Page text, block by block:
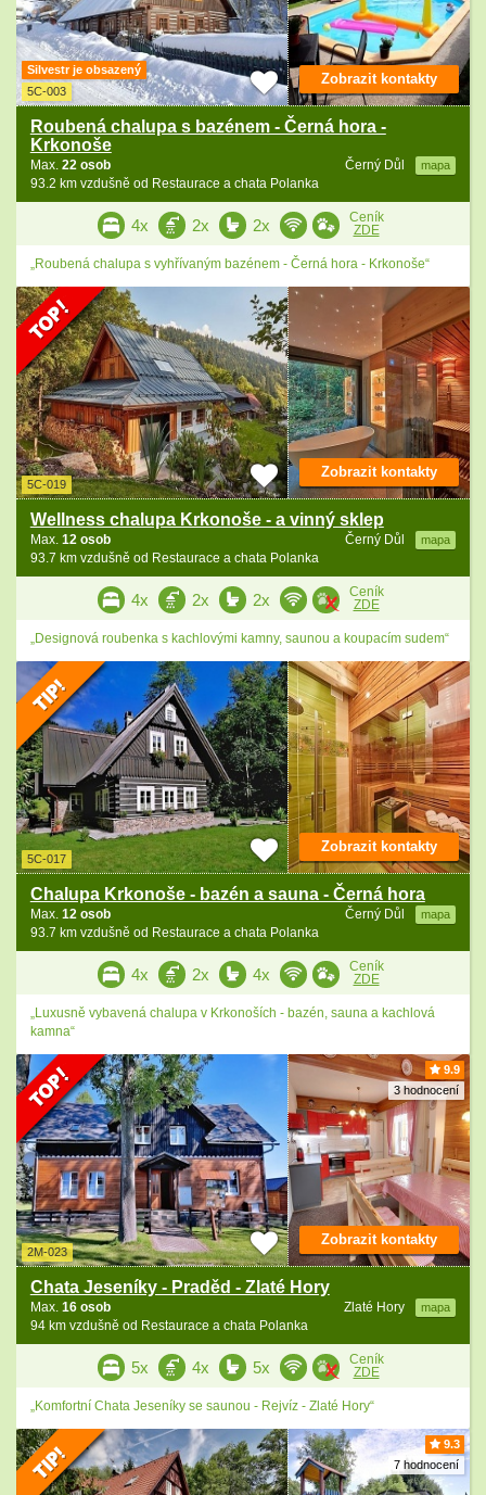
Silvestr je obsazený
5C-003
Roubená chalupa s bazénem - Černá hora -
Krkonoše
Černý Důl mapa
Max. 22 osob
93.2 km vzdušně od Restaurace a chata Polanka
Zobrazit kontakty
4x 2x 2x
Ceník
ZDE
„Roubená chalupa s vyhřívaným bazénem - Černá hora - Krkonoše“
5C-019
Wellness chalupa Krkonoše - a vinný sklep
Černý Důl mapa
Max. 12 osob
93.7 km vzdušně od Restaurace a chata Polanka
Zobrazit kontakty
4x 2x 2x
Ceník
ZDE
„Designová roubenka s kachlovými kamny, saunou a koupacím sudem“
5C-017
Chalupa Krkonoše - bazén a sauna - Černá hora
Černý Důl mapa
Max. 12 osob
93.7 km vzdušně od Restaurace a chata Polanka
Zobrazit kontakty
4x 2x 4x
Ceník
ZDE
„Luxusně vybavená chalupa v Krkonoších - bazén, sauna a kachlová
kamna“
9.9
3 hodnocení
2M-023
Chata Jeseníky - Praděd - Zlaté Hory
Zlaté Hory mapa
Max. 16 osob
94 km vzdušně od Restaurace a chata Polanka
Zobrazit kontakty
5x 4x 5x
Ceník
ZDE
„Komfortní Chata Jeseníky se saunou - Rejvíz - Zlaté Hory“
9.3
7 hodnocení